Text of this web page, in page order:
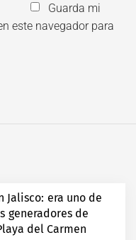
Guarda mi
este navegador para
Jalisco: era uno de
generadores de
del Carmen